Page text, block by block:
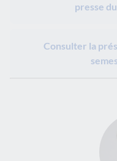
presse
Consulter la